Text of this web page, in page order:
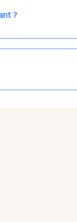
?
au mieux.
Web App,